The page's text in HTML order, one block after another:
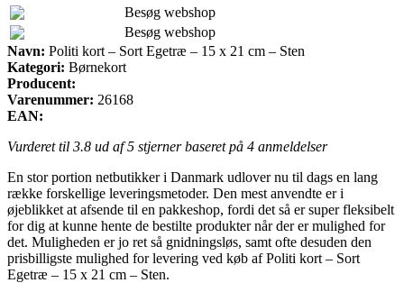
Besøg webshop
Besøg webshop
Navn: Politi kort – Sort Egetræ – 15 x 21 cm – Sten
Kategori: Børnekort
Producent:
Varenummer: 26168
EAN:
Vurderet til 3.8 ud af 5 stjerner baseret på 4 anmeldelser
En stor portion netbutikker i Danmark udlover nu til dags en lang
række forskellige leveringsmetoder. Den mest anvendte er i
øjeblikket at afsende til en pakkeshop, fordi det så er super fleksibelt
for dig at kunne hente de bestilte produkter når der er mulighed for
det. Muligheden er jo ret så gnidningsløs, samt ofte desuden den
prisbilligste mulighed for levering ved køb af Politi kort – Sort
Egetræ – 15 x 21 cm – Sten.